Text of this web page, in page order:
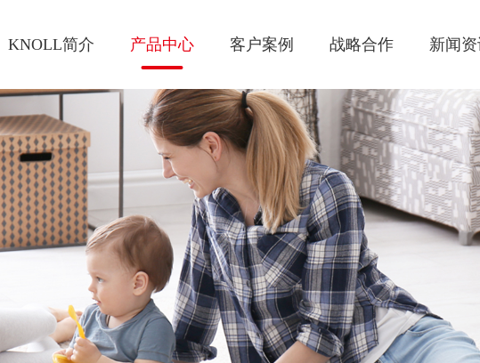
KNOLL简介 产品中心 客户案例 战略合作 新闻